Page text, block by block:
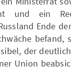
und ein
Ende
der
Union